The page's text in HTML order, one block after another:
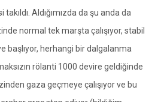
Aldığımızda da şu anda da
normal tek marşta çalışıyor, stabil
başlıyor, herhangi bir dalgalanma
rölanti 1000 devire geldiğinde
gaza geçmeye çalışıyor ve bu